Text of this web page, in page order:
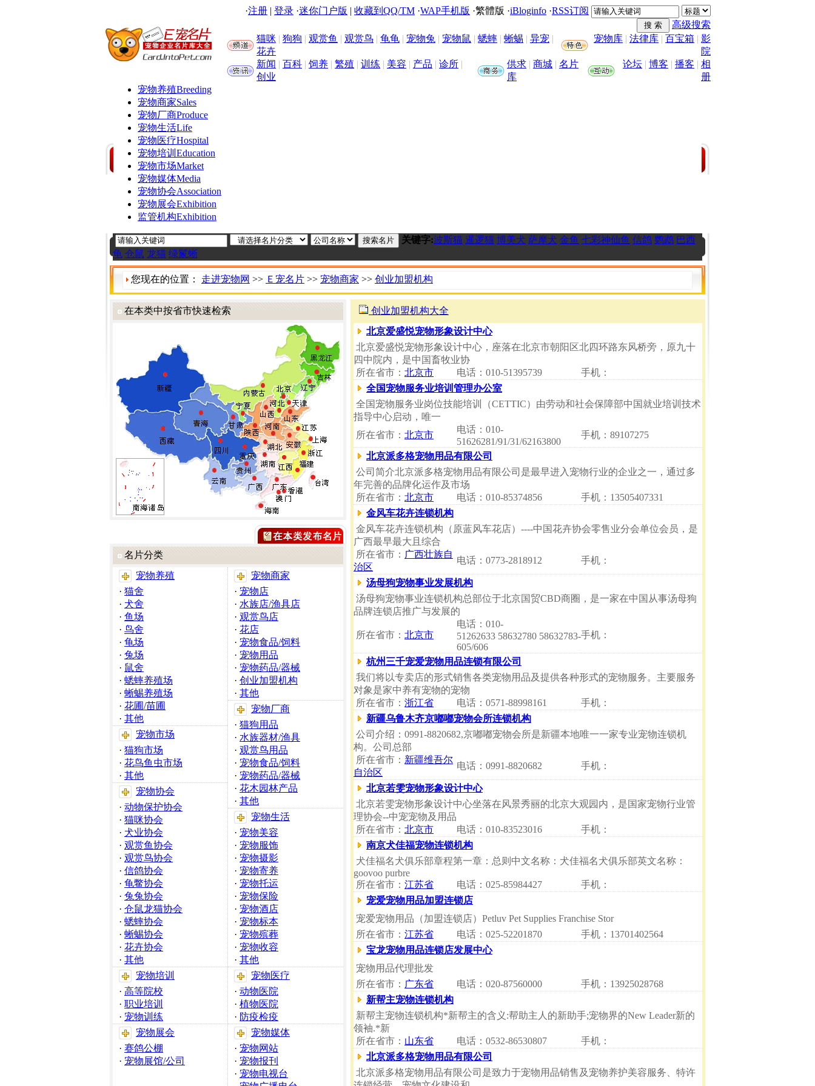
·注册 | 登录 ·迷你门户版 | 收藏到QQ/TM ·WAP手机版 ·繁體版 ·iBloginfo ·RSS订阅
高级搜索
猫咪 | 狗狗 | 观赏鱼 | 观赏鸟 | 龟龟 | 宠物兔 | 宠物鼠 | 蟋蟀 | 蜥蜴 | 异宠 |
花卉
宠物库 | 法律库 | 百宝箱 | 影
院
新闻 | 百科 | 饲养 | 繁殖 | 训练 | 美容 | 产品 | 诊所 |
创业
供求 | 商城 | 名片
库
论坛 | 博客 | 播客 | 相
册
宠物养殖Breeding
宠物商家Sales
宠物厂商Produce
宠物生活Life
宠物医疗Hospital
宠物培训 Education
宠物市场Market
宠物媒体Media
宠物协会Association
宠物展会Exhibition
监管机构Exhibition
关键字:波斯猫 暹逻猫 博美犬 萨摩犬 金鱼 七彩神仙鱼 信鸽 鹦鹉 巴西
龟 仓鼠 龙猫 绿鬣蜥
您现在的位置： 走进宠物网 >> Ｅ宠名片 >> 宠物商家 >> 创业加盟机构
在本类中按省市快速检索
名片分类
宠物养殖
· 猫舍
· 犬舍
· 鱼场
· 鸟舍
· 龟场
· 兔场
· 鼠舍
· 蟋蟀养殖场
· 蜥蜴养殖场
· 花圃/苗圃
· 其他
宠物市场
· 猫狗市场
· 花鸟鱼虫市场
· 其他
宠物协会
· 动物保护协会
· 猫咪协会
· 犬业协会
· 观赏鱼协会
· 观赏鸟协会
· 信鸽协会
· 龟鳖协会
· 兔兔协会
· 仓鼠龙猫协会
· 蟋蟀协会
· 蜥蜴协会
· 花卉协会
· 其他
宠物培训
· 高等院校
· 职业培训
· 宠物训练
宠物展会
· 赛鸽公棚
· 宠物展馆/公司
宠物商家
· 宠物店
· 水族店/渔具店
· 观赏鸟店
· 花店
· 宠物食品/饲料
· 宠物用品
· 宠物药品/器械
· 创业加盟机构
· 其他
宠物厂商
· 猫狗用品
· 水族器材/渔具
· 观赏鸟用品
· 宠物食品/饲料
· 宠物药品/器械
· 花木园林产品
· 其他
宠物生活
· 宠物美容
· 宠物服饰
· 宠物摄影
· 宠物寄养
· 宠物托运
· 宠物保险
· 宠物酒店
· 宠物标本
· 宠物殡葬
· 宠物收容
· 其他
宠物医疗
· 动物医院
· 植物医院
· 防疫检疫
宠物媒体
· 宠物网站
· 宠物报刊
· 宠物电视台
创业加盟机构大全
北京爱盛悦宠物形象设计中心
北京爱盛悦宠物形象设计中心，座落在北京市朝阳区北四环路东风桥旁，原九十
四中院内，是中国畜牧业协
所在省市： 北京市 电话：010-51395739
手机：
全国宠物服务业培训管理办公室
全国宠物服务业岗位技能培训（CETTIC）由劳动和社会保障部中国就业培训技术
指导中心启动，唯一
所在省市： 北京市
电话：010-
51626281/91/31/62163800
手机：89107275
北京派多格宠物用品有限公司
公司简介北京派多格宠物用品有限公司是最早进入宠物行业的企业之一，通过多
年完善的品牌化运作及市场
所在省市： 北京市 电话：010-85374856
手机：13505407331
金风车花卉连锁机构
金风车花卉连锁机构（原蓝风车花店）----中国花卉协会零售业分会单位会员，是
广西最早最大且综合
所在省市： 广西壮族自
治区
电话：0773-2818912 手机：
汤母狗宠物事业发展机构
汤母狗宠物事业连锁机构总部位于北京国贸CBD商圈，是一家在中国从事汤母狗
品牌连锁店推广与发展的
所在省市： 北京市
电话：010-
51262633 58632780 58632783-
605/606
手机：
杭州三千宠爱宠物用品连锁有限公司
我们将以专卖店的形式销售各类宠物用品及提供各种形式的宠物服务。主要服务
对象是家中养有宠物的宠物
所在省市： 浙江省 电话：0571-88998161
手机：
新疆乌鲁木齐京嘟嘟宠物会所连锁机构
公司介绍：0991-8820682,京嘟嘟宠物会所是新疆本地唯一一家专业宠物连锁机
构。公司总部
所在省市： 新疆维吾尔
自治区
电话：0991-8820682 手机：
北京若雯宠物形象设计中心
北京若雯宠物形象设计中心坐落在风景秀丽的北京大观园内，是国家宠物行业管
理协会--中宠宠物及用品
所在省市： 北京市 电话：010-83523016
手机：
南京犬佳福宠物连锁机构
犬佳福名犬俱乐部章程第一章：总则中文名称：犬佳福名犬俱乐部英文名称：
goovoo purbre
所在省市： 江苏省 电话：025-85984427
手机：
宠爱宠物用品加盟连锁店
宠爱宠物用品（加盟连锁店）Petluv Pet Supplies Franchise Stor
所在省市： 江苏省 电话：025-52201870
手机：13701402564
宝龙宠物用品连锁店发展中心
宠物用品代理批发
所在省市： 广东省 电话：020-87560000
手机：13925028768
新帮主宠物连锁机构
新帮主宠物连锁机构*新帮主的含义:帮助主人的新助手;宠物界的New Leader新的
领袖.*新
所在省市： 山东省 电话：0532-86530807
手机：
北京派多格宠物用品有限公司
北京派多格宠物用品有限公司是致力于宠物用品销售及宠物养护美容服务、特许